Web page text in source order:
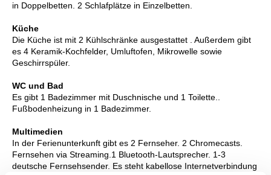
in Doppelbetten. 2 Schlafplätze in Einzelbetten.
Küche
Die Küche ist mit 2 Kühlschränke ausgestattet . Außerdem gibt
es 4 Keramik-Kochfelder, Umluftofen, Mikrowelle sowie
Geschirrspüler.
WC und Bad
Es gibt 1 Badezimmer mit Duschnische und 1 Toilette..
Fußbodenheizung in 1 Badezimmer.
Multimedien
In der Ferienunterkunft gibt es 2 Fernseher. 2 Chromecasts.
Fernsehen via Streaming.1 Bluetooth-Lautsprecher. 1-3
deutsche Fernsehsender. Es steht kabellose Internetverbindung